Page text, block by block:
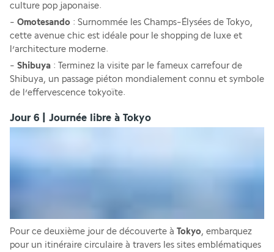
culture pop japonaise.
- Omotesando : Surnommée les Champs-Élysées de Tokyo,
cette avenue chic est idéale pour le shopping de luxe et
l’architecture moderne.
- Shibuya : Terminez la visite par le fameux carrefour de
Shibuya, un passage piéton mondialement connu et symbole
de l’effervescence tokyoïte.
Jour 6 | Journée libre à Tokyo
Pour ce deuxième jour de découverte à Tokyo, embarquez
pour un itinéraire circulaire à travers les sites emblématiques